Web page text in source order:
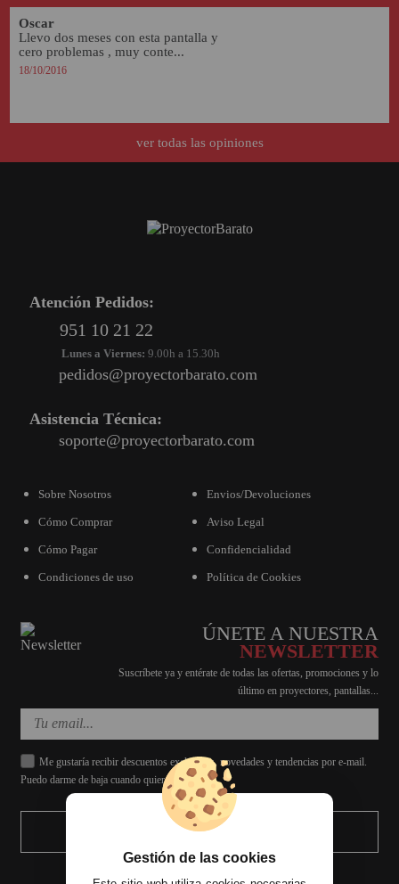
Oscar
Llevo dos meses con esta pantalla y
cero problemas , muy conte...
18/10/2016
ver todas las opiniones
Atención Pedidos:
951 10 21 22
Lunes a Viernes: 9.00h a 15.30h
pedidos@proyectorbarato.com
Asistencia Técnica:
soporte@proyectorbarato.com
Sobre Nosotros
Cómo Comprar
Cómo Pagar
Condiciones de uso
Envios/Devoluciones
Aviso Legal
Confidencialidad
Política de Cookies
ÚNETE A NUESTRA
NEWSLETTER
Suscríbete ya y entérate de todas las ofertas, promociones y lo
último en proyectores, pantallas...
Me gustaría recibir descuentos exclusivos, novedades y tendencias por e-mail.
Puedo darme de baja cuando quiera.
ENVIAR
Gestión de las cookies